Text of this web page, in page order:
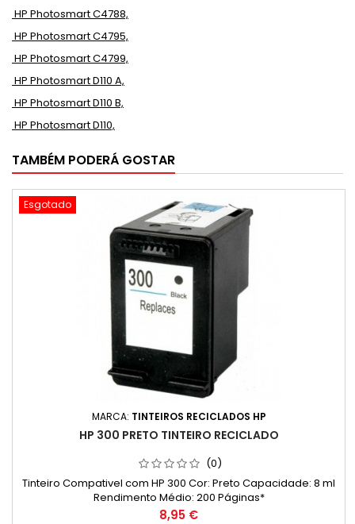
HP Photosmart C4788,
HP Photosmart C4795,
HP Photosmart C4799,
HP Photosmart D110 A,
HP Photosmart D110 B,
HP Photosmart D110,
TAMBÉM PODERÁ GOSTAR
Esgotado
MARCA: TINTEIROS RECICLADOS HP
HP 300 PRETO TINTEIRO RECICLADO
(0)
Tinteiro Compativel com HP 300 Cor: Preto Capacidade: 8 ml
Rendimento Médio: 200 Páginas*
Preço
8,95 €